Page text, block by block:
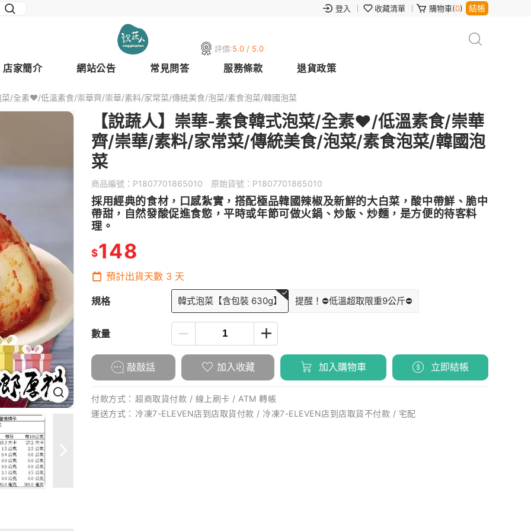
登入 收藏清單 購物車(0) 結帳
評價:5.0 / 5.0
店家簡介 網站公告 常見問答 服務條款 退貨政策
/全素❤️/低溫素食/崇華齊/崇華/素料/家常菜/傳統美食/泡菜/素食泡菜/韓國泡菜
【說蔬人】崇華-素食韓式泡菜/全素❤️/低溫素食/崇華
齊/崇華/素料/家常菜/傳統美食/泡菜/素食泡菜/韓國泡
菜
商品編號： P1807701865010 原始貨號： P1807701865010
採用經典的食材，口感紮實，搭配極品韓國辣椒及新鮮的大白菜，酸中帶鮮、脆中
帶甜，自然發酸促進食慾，平時或年節可做火鍋、炒飯、炒麵，是方便的待客料
理。
$148
預計出貨天數 3 天
規格 韓式泡菜【含包裝 630g】 提醒！⛔低溫超取限重9公斤⛔
數量
敲敲話 加入收藏 加入購物車 立即結帳
付款方式： 超商取貨付款 / 線上刷卡 / ATM 轉帳
運送方式： 冷凍7-ELEVEN店到店取貨付款 / 冷凍7-ELEVEN店到店取貨不付款 / 宅配